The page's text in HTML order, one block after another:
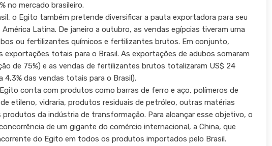
no mercado brasileiro.
o Egito também pretende diversificar a pauta exportadora para seu
Latina. De janeiro a outubro, as vendas egípcias tiveram uma
ou fertilizantes químicos e fertilizantes brutos. Em conjunto,
exportações totais para o Brasil. As exportações de adubos somaram
de 75%) e as vendas de fertilizantes brutos totalizaram US$ 24
4,3% das vendas totais para o Brasil).
conta com produtos como barras de ferro e aço, polímeros de
etileno, vidraria, produtos residuais de petróleo, outras matérias
da indústria de transformação. Para alcançar esse objetivo, o
de um gigante do comércio internacional, a China, que
do Egito em todos os produtos importados pelo Brasil.